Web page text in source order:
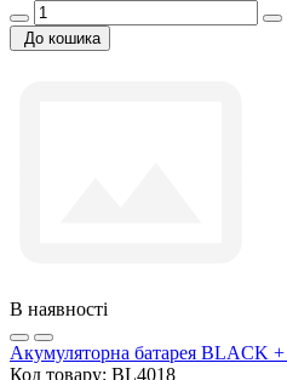
До кошика
В наявності
Акумуляторна батарея BLACK
Код товару: BL4018